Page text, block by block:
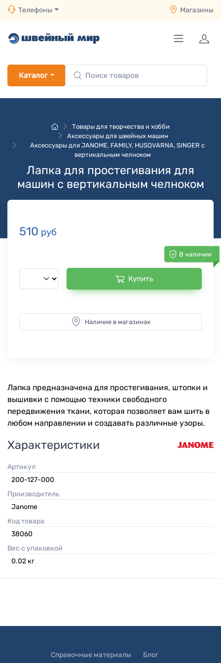
Телефоны Магазины
Каталог
Товары для творчества и хобби
Аксессуары для швейных машин
Аксессуары для JANOME, FAMILY, HUSQVARNA, SINGER с
вертикальным челноком
Лапка для простегивания для
машин с вертикальным челноком
510 руб
В наличии
Купить
Наличие в магазинах
Лапка предназначена для простегивания, штопки и
вышивки с помощью техники свободного
передвижения ткани, которая позволяет вам шить в
любом направлении и создавать различные узоры.
Характеристики
Артикул
200-127-000
Производитель
Janome
Код товара
38060
Вес с упаковкой
0.02 кг
Справочные материалы Блог